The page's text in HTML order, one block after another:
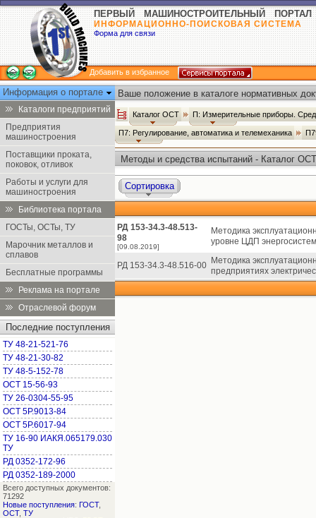
ПЕРВЫЙ МАШИНОСТРОИТЕЛЬНЫЙ ПОРТАЛ
ИНФОРМАЦИОННО-ПОИСКОВАЯ СИСТЕМА
Форма для связи
Добавить в избранное
Информация о портале
Каталоги предприятий
Предприятия
машиностроения
Поставщики проката,
поковок, отливок
Работы и услуги для
машиностроения
Библиотека портала
ГОСТы, ОСТы, ТУ
Марочник металлов и
сплавов
Бесплатные программы
Реклама на портале
Отраслевой форум
Последние поступления
ТУ 48-21-521-76
ТУ 48-21-30-82
ТУ 48-5-152-78
ОСТ 15-56-93
ТУ 26-0304-55-95
ОСТ 5Р.9013-84
ОСТ 5Р.6017-94
ТУ 16-90 ИАКЯ.065179.030
ТУ
РД 0352-172-96
РД 0352-189-2000
Всего доступных документов:
71292
Новые поступления: ГОСТ,
ОСТ, ТУ
Ваше положение в каталоге нормативных
Каталог ОСТ П: Измерительные приборы.
П7: Регулирование, автоматика и телемеханика
Методы и средства испытаний - Каталог ОСТ
Сортировка
РД 153-34.3-48.513-
98
[09.08.2019]
Методика
уровне ЦДП
РД 153-34.3-48.516-00 Методика
предприятиях